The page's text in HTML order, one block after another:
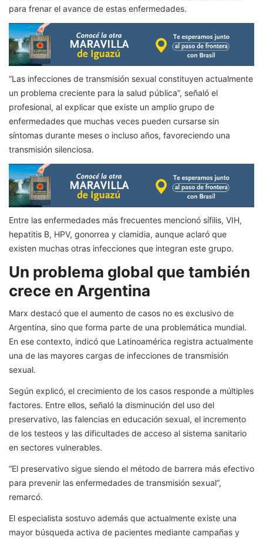
para frenar el avance de estas enfermedades.
“Las infecciones de transmisión sexual constituyen actualmente
un problema creciente para la salud pública”, señaló el
profesional, al explicar que existe un amplio grupo de
enfermedades que muchas veces pueden cursarse sin
síntomas durante meses o incluso años, favoreciendo una
transmisión silenciosa.
Entre las enfermedades más frecuentes mencionó sífilis, VIH,
hepatitis B, HPV, gonorrea y clamidia, aunque aclaró que
existen muchas otras infecciones que integran este grupo.
Un problema global que también
crece en Argentina
Marx destacó que el aumento de casos no es exclusivo de
Argentina, sino que forma parte de una problemática mundial.
En ese contexto, indicó que Latinoamérica registra actualmente
una de las mayores cargas de infecciones de transmisión
sexual.
Según explicó, el crecimiento de los casos responde a múltiples
factores. Entre ellos, señaló la disminución del uso del
preservativo, las falencias en educación sexual, el incremento
de los testeos y las dificultades de acceso al sistema sanitario
en sectores vulnerables.
“El preservativo sigue siendo el método de barrera más efectivo
para prevenir las enfermedades de transmisión sexual”,
remarcó.
El especialista sostuvo además que actualmente existe una
mayor búsqueda activa de pacientes mediante campañas y